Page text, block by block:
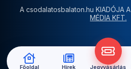
A csodalatosbalaton.hu KIADÓJA A
MÉDIA KFT.
Főoldal Hírek Jegyvásárlás